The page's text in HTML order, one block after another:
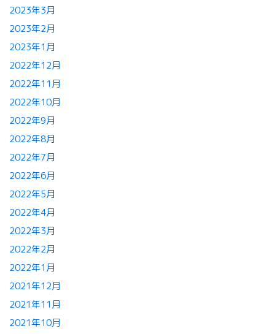
2023年3月
2023年2月
2023年1月
2022年12月
2022年11月
2022年10月
2022年9月
2022年8月
2022年7月
2022年6月
2022年5月
2022年4月
2022年3月
2022年2月
2022年1月
2021年12月
2021年11月
2021年10月